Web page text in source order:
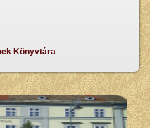
Könyvtára